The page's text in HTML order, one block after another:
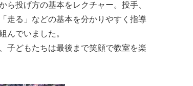
投げ方の基本をレクチャー。投手、
走る」などの基本を分かりやすく指導
んでいました。
子どもたちは最後まで笑顔で教室を楽